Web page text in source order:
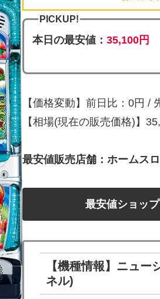
PICKUP!
本日の最安値：35,100円
【価格変動】前日比：0円 /
【相場(現在の販売価格)】
最安値販売店舗：ホームス
最安値ショッ
【機種情報】ニュ
ネル)